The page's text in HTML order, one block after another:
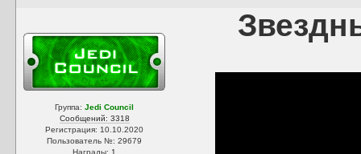
Группа:Jedi Council
Сообщений: 3318
Регистрация: 10.10.2020
Пользователь №: 29679
Награды: 1